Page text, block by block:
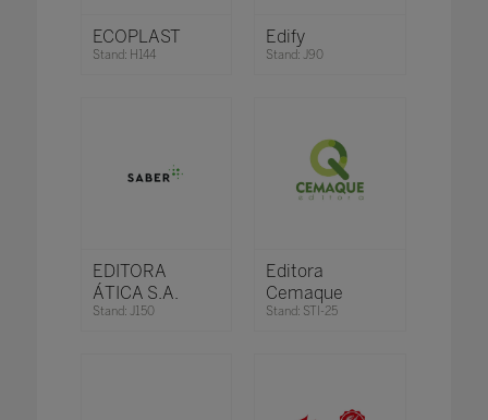
ECOPLAST
Stand: H144
Edify
Stand: J90
EDITORA
ÁTICA S.A.
Stand: J150
Editora
Cemaque
Stand: STI-25